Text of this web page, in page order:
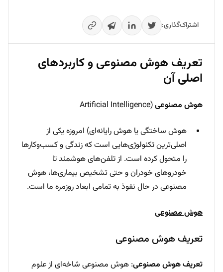
اشتراک‌گذاری:
تعریف هوش مصنوعی و کاربردهای
اصلی آن
هوش مصنوعی(Artificial Intelligence
هوش ساختگی یا هوش رایانه‌ای) امروزه یکی از
اصلی‌ترین تکنولوژی‌هایی است که زندگی و کسب‌وکارها
را متحول کرده است. از تلفن‌های هوشمند تا
خودروهای خودران و حتی تشخیص بیماری‌ها، هوش
مصنوعی در حال نفوذ به تمامی ابعاد روزمره ما است.
هوش مصنوعی
تعریف هوش مصنوعی
تعریف هوش مصنوعی: هوش مصنوعی شاخه‌ای از علوم